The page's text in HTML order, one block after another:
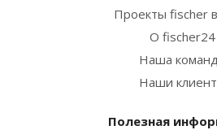
Проекты fischer
О fischer24
Наша
Наши
Полезная